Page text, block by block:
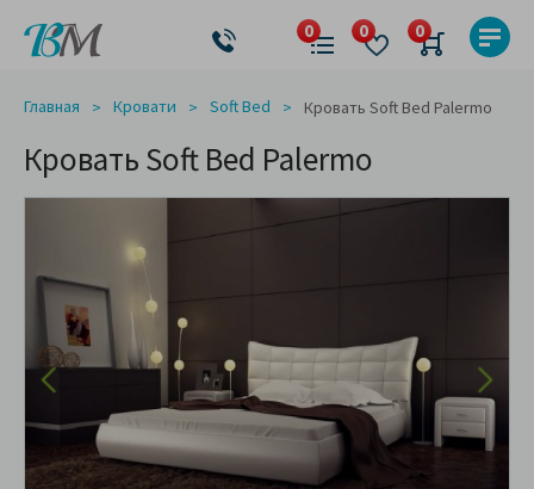
Главная Кровати Soft Bed Кровать Soft Bed Palermo
Кровать Soft Bed Palermo